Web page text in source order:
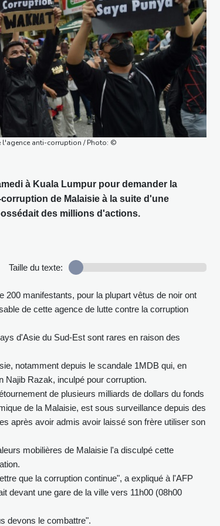
anti-corruption / Photo: ©
à Kuala Lumpur pour demander la
de Malaisie à la suite d'une
des millions d'actions.
Taille du texte:
200 manifestants, pour la plupart vêtus de noir ont
de cette agence de lutte contre la corruption
d'Asie du Sud-Est sont rares en raison des
notamment depuis le scandale 1MDB qui, en
Najib Razak, inculpé pour corruption.
de plusieurs milliards de dollars du fonds
de la Malaisie, est sous surveillance depuis des
après avoir admis avoir laissé son frère utiliser son
mobilières de Malaisie l'a disculpé cette
que la corruption continue", a expliqué à l'AFP
devant une gare de la ville vers 11h00 (08h00
devons le combattre".